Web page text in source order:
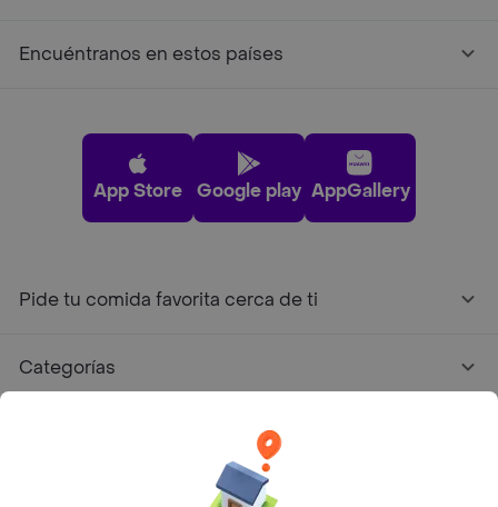
Encuéntranos en estos países
App Store Google play AppGallery
Pide tu comida favorita cerca de ti
Categorías